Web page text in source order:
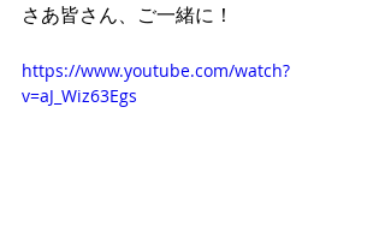
さあ皆さん、ご一緒に！
https://www.youtube.com/watch?
v=aJ_Wiz63Egs